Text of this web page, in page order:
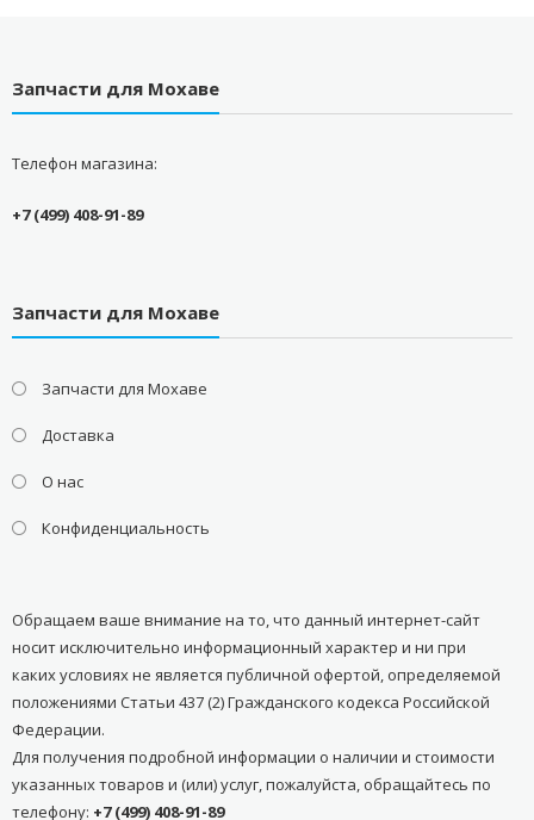
Запчасти для Мохаве
Телефон магазина:
+7 (499) 408-91-89
Запчасти для Мохаве
Запчасти для Мохаве
Доставка
О нас
Конфиденциальность
Обращаем ваше внимание на то, что данный интернет-сайт
носит исключительно информационный характер и ни при
каких условиях не является публичной офертой, определяемой
положениями Статьи 437 (2) Гражданского кодекса Российской
Федерации.
Для получения подробной информации о наличии и стоимости
указанных товаров и (или) услуг, пожалуйста, обращайтесь по
телефону: +7 (499) 408-91-89